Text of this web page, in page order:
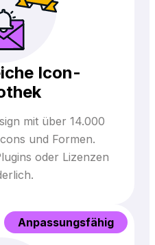
Icon-
mit über 14.000
und Formen.
oder Lizenzen
Anpassungsfähig